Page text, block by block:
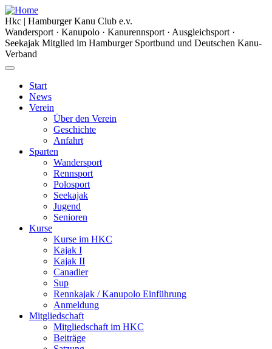
Hkc | Hamburger Kanu Club e.v.
Wandersport · Kanupolo · Kanurennsport · Ausgleichsport ·
Seekajak Mitglied im Hamburger Sportbund und Deutschen Kanu-
Verband
Start
News
Verein
Über den Verein
Geschichte
Anfahrt
Sparten
Wandersport
Rennsport
Polosport
Seekajak
Jugend
Senioren
Kurse
Kurse im HKC
Kajak I
Kajak II
Canadier
Sup
Rennkajak / Kanupolo Einführung
Anmeldung
Mitgliedschaft
Mitgliedschaft im HKC
Beiträge